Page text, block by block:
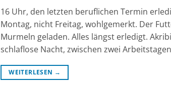
16 Uhr, den letzten beruflichen Termin
Montag, nicht Freitag, wohlgemerkt. Der
Murmeln geladen. Alles längst erledigt.
schlaflose Nacht, zwischen zwei
WEITERLESEN →